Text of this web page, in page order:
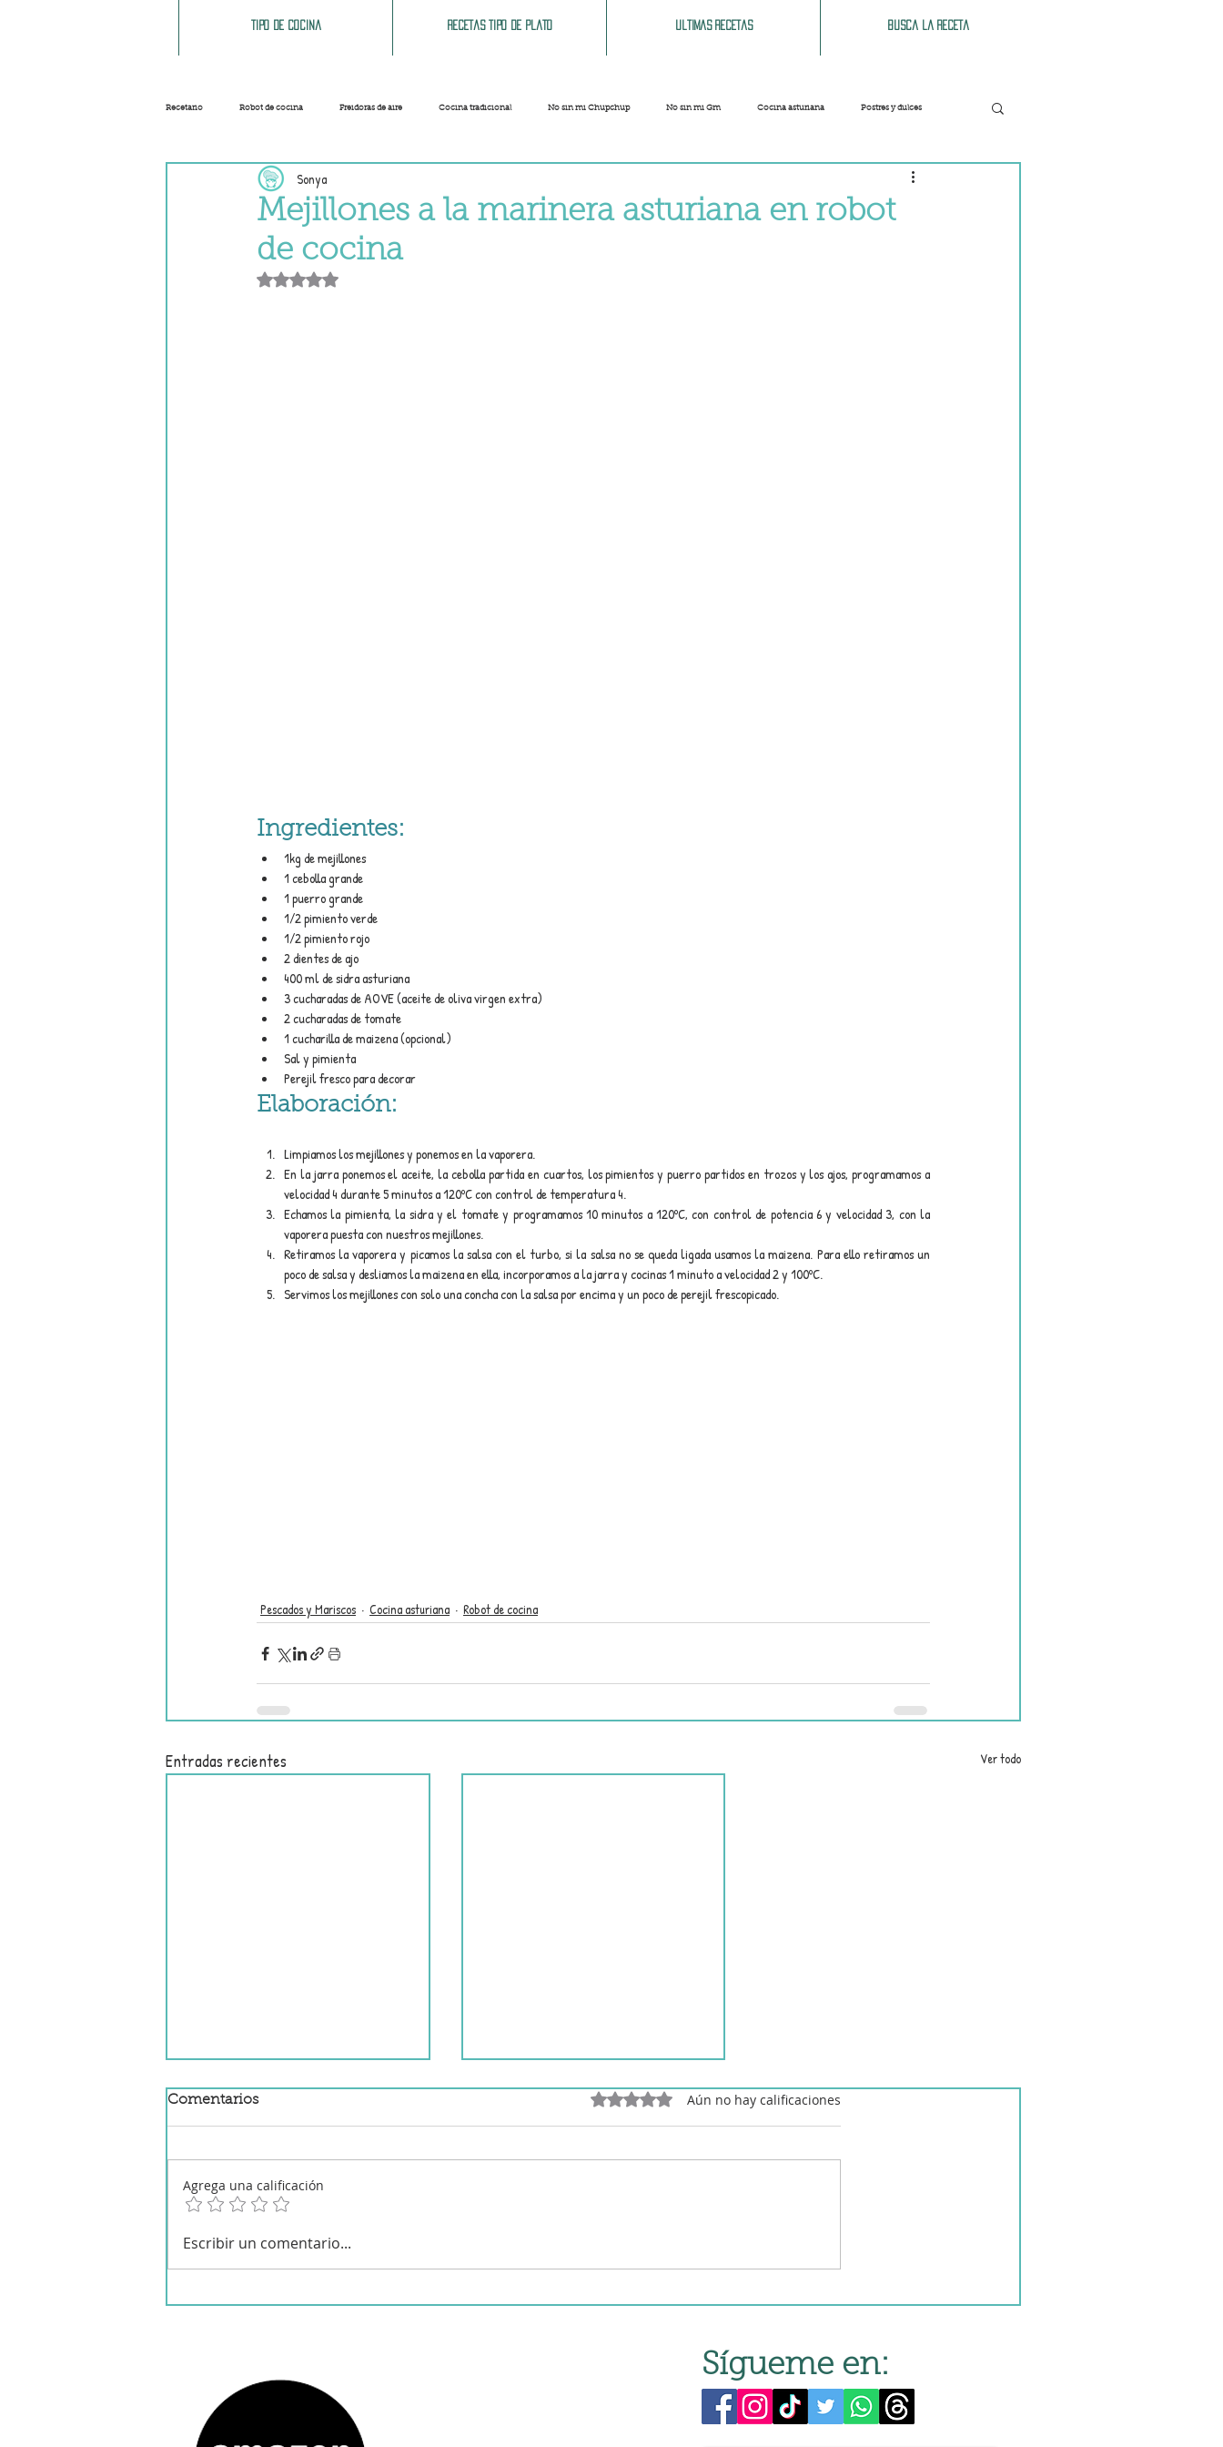
Busca la receta
Ultimas recetas
Recetas tipo de plato
Tipo de cocina
Recetario Robot de cocina Freidoras de aire Cocina tradicional No sin mi Chupchup No sin mi Gm Cocina asturiana Postres y dulces
Sopas y cremas Bebidas
Masas Recetas base
Mejillones a la marinera asturiana en robot
de cocina
Sonya
Obtuvo NaN de 5 estrellas.
Ingredientes:
1kg de mejillones
1 cebolla grande
1 puerro grande
1/2 pimiento verde
1/2 pimiento rojo
2 dientes de ajo
400 ml de sidra asturiana
3 cucharadas de AOVE (aceite de oliva virgen extra)
2 cucharadas de tomate
1 cucharilla de maizena (opcional)
Sal y pimienta
Perejil fresco para decorar
Elaboración:
Limpiamos los mejillones y ponemos en la vaporera.
En la jarra ponemos el aceite, la cebolla partida en cuartos, los pimientos y puerro partidos en trozos y los ajos, programamos a
velocidad 4 durante 5 minutos a 120ºC con control de temperatura 4.
Echamos la pimienta, la sidra y el tomate y programamos 10 minutos a 120ºC, con control de potencia 6 y velocidad 3, con la
vaporera puesta con nuestros mejillones.
Retiramos la vaporera y picamos la salsa con el turbo, si la salsa no se queda ligada usamos la maizena. Para ello retiramos un
poco de salsa y desliamos la maizena en ella, incorporamos a la jarra y cocinas 1 minuto a velocidad 2 y 100ºC.
Servimos los mejillones con solo una concha con la salsa por encima y un poco de perejil frescopicado.
Pescados y Mariscos Cocina asturiana Robot de cocina
Entradas recientes Ver todo
Comentarios Obtuvo 0 de 5 estrellas.Aún no hay calificaciones
Agrega una calificación
Escribir un comentario...
Sígueme en: